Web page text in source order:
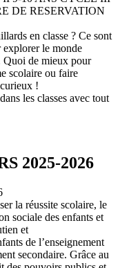
DE RESERVATION
en classe ? Ce sont
explorer le monde
Quoi de mieux pour
scolaire ou faire
!
les classes avec tout
2025-2026
la réussite scolaire, le
sociale des enfants et
et
de l’enseignement
secondaire. Grâce au